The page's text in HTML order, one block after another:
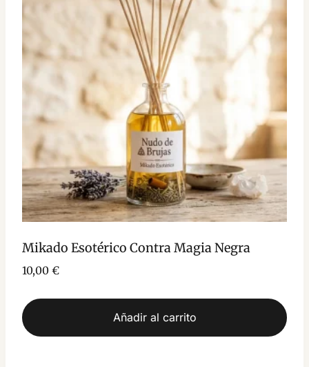
Mikado Esotérico Contra Magia Negra
10,00 €
Añadir al carrito